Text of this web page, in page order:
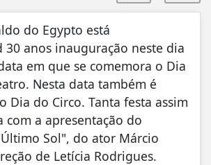
do Egypto está
30 anos inauguração neste dia
em que se comemora o Dia
Nesta data também é
Dia do Circo. Tanta festa assim
com a apresentação do
Sol", do ator Márcio
de Letícia Rodrigues.